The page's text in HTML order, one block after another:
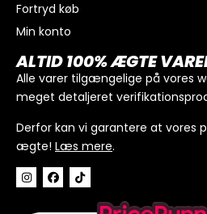
I alt
Køb for300kr. mere for
Fortryd køb
Min konto
ALTID 100% ÆGTE
Alle varer tilgængelige på vores
meget detaljeret
Derfor kan vi garantere at vores
ægte! Læs mere.